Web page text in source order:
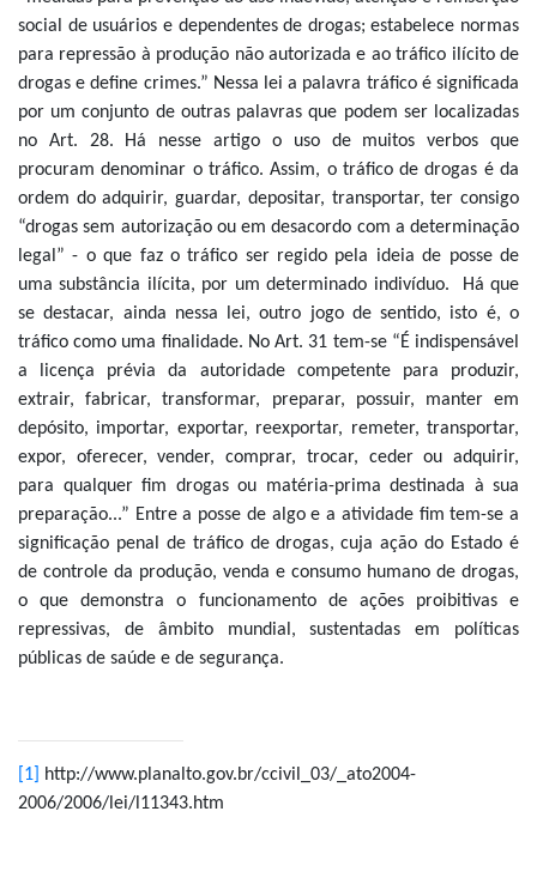
social de usuários e dependentes de drogas; estabelece normas
para repressão à produção não autorizada e ao tráfico ilícito de
drogas e define crimes.” Nessa lei a palavra tráfico é significada
por um conjunto de outras palavras que podem ser localizadas
no Art. 28. Há nesse artigo o uso de muitos verbos que
procuram denominar o tráfico. Assim, o tráfico de drogas é da
ordem do adquirir, guardar, depositar, transportar, ter consigo
“drogas sem autorização ou em desacordo com a determinação
legal” - o que faz o tráfico ser regido pela ideia de posse de
uma substância ilícita, por um determinado indivíduo. Há que
se destacar, ainda nessa lei, outro jogo de sentido, isto é, o
tráfico como uma finalidade. No Art. 31 tem-se “É indispensável
a licença prévia da autoridade competente para produzir,
extrair, fabricar, transformar, preparar, possuir, manter em
depósito, importar, exportar, reexportar, remeter, transportar,
expor, oferecer, vender, comprar, trocar, ceder ou adquirir,
para qualquer fim drogas ou matéria-prima destinada à sua
preparação...” Entre a posse de algo e a atividade fim tem-se a
significação penal de tráfico de drogas, cuja ação do Estado é
de controle da produção, venda e consumo humano de drogas,
o que demonstra o funcionamento de ações proibitivas e
repressivas, de âmbito mundial, sustentadas em políticas
públicas de saúde e de segurança.
[1]
http://www.planalto.gov.br/ccivil_03/_ato2004-
2006/2006/lei/l11343.htm